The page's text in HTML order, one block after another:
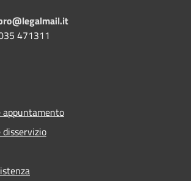
471311
appuntamento
disservizio